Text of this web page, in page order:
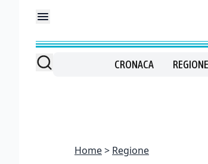
CRONACA REGIONE
Home Regione